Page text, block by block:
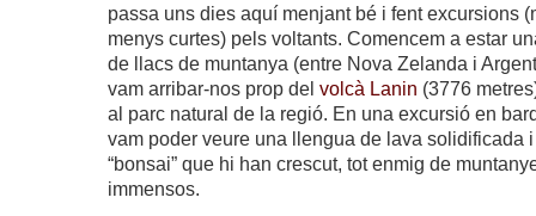
passa uns dies aquí menjant bé i fent excursions
menys curtes) pels voltants. Comencem a estar
de llacs de muntanya (entre Nova Zelanda i
vam arribar-nos prop del volcà Lanin (3776
al parc natural de la regió. En una excursió en
vam poder veure una llengua de lava solidificada
“bonsai” que hi han crescut, tot enmig de
immensos.